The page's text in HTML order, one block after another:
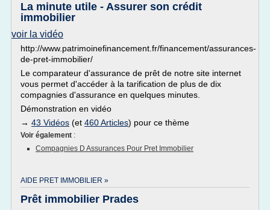
La minute utile - Assurer son crédit
immobilier
voir la vidéo
http://www.patrimoinefinancement.fr/financement/assurances-
de-pret-immobilier/
Le comparateur d'assurance de prêt de notre site internet
vous permet d'accéder à la tarification de plus de dix
compagnies d'assurance en quelques minutes.
Démonstration en vidéo
→ 43 Vidéos (et 460 Articles) pour ce thème
Voir également :
Compagnies D Assurances Pour Pret Immobilier
AIDE PRET IMMOBILIER »
Prêt immobilier Prades